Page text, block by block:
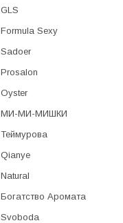
GLS
Formula Sexy
Sadoer
Prosalon
Oyster
МИ-МИ-МИШКИ
Теймурова
Qianye
Natural
Богатство Аромата
Svoboda